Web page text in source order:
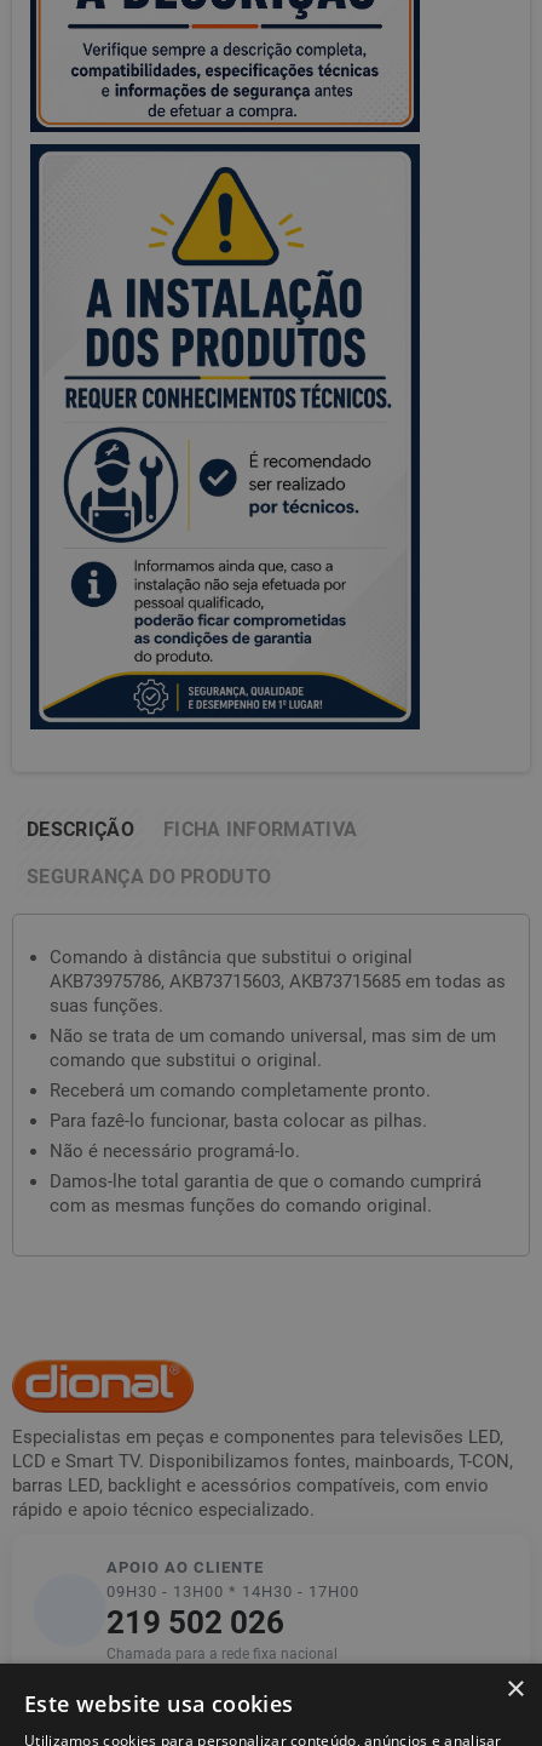
DESCRIÇÃO FICHA INFORMATIVA
SEGURANÇA DO PRODUTO
Comando à distância que substitui o original
AKB73975786, AKB73715603, AKB73715685 em todas as
suas funções.
Não se trata de um comando universal, mas sim de um
comando que substitui o original.
Receberá um comando completamente pronto.
Para fazê-lo funcionar, basta colocar as pilhas.
Não é necessário programá-lo.
Damos-lhe total garantia de que o comando cumprirá
com as mesmas funções do comando original.
Especialistas em peças e componentes para televisões LED,
LCD e Smart TV. Disponibilizamos fontes, mainboards, T-CON,
barras LED, backlight e acessórios compatíveis, com envio
rápido e apoio técnico especializado.
APOIO AO CLIENTE
09H30 - 13H00 * 14H30 - 17H00
219 502 026
Chamada para a rede fixa nacional
×
Este website usa cookies
Utilizamos cookies para personalizar conteúdo, anúncios e analisar